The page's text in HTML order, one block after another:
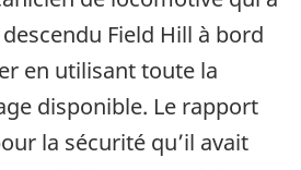
Field Hill à bord
en utilisant toute la
disponible. Le rapport
la sécurité qu’il avait